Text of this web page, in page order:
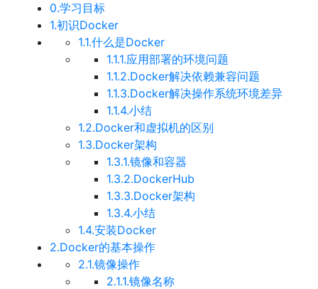
0.学习目标
1.初识Docker
1.1.什么是Docker
1.1.1.应用部署的环境问题
1.1.2.Docker解决依赖兼容问题
1.1.3.Docker解决操作系统环境差异
1.1.4.小结
1.2.Docker和虚拟机的区别
1.3.Docker架构
1.3.1.镜像和容器
1.3.2.DockerHub
1.3.3.Docker架构
1.3.4.小结
1.4.安装Docker
2.Docker的基本操作
2.1.镜像操作
2.1.1.镜像名称